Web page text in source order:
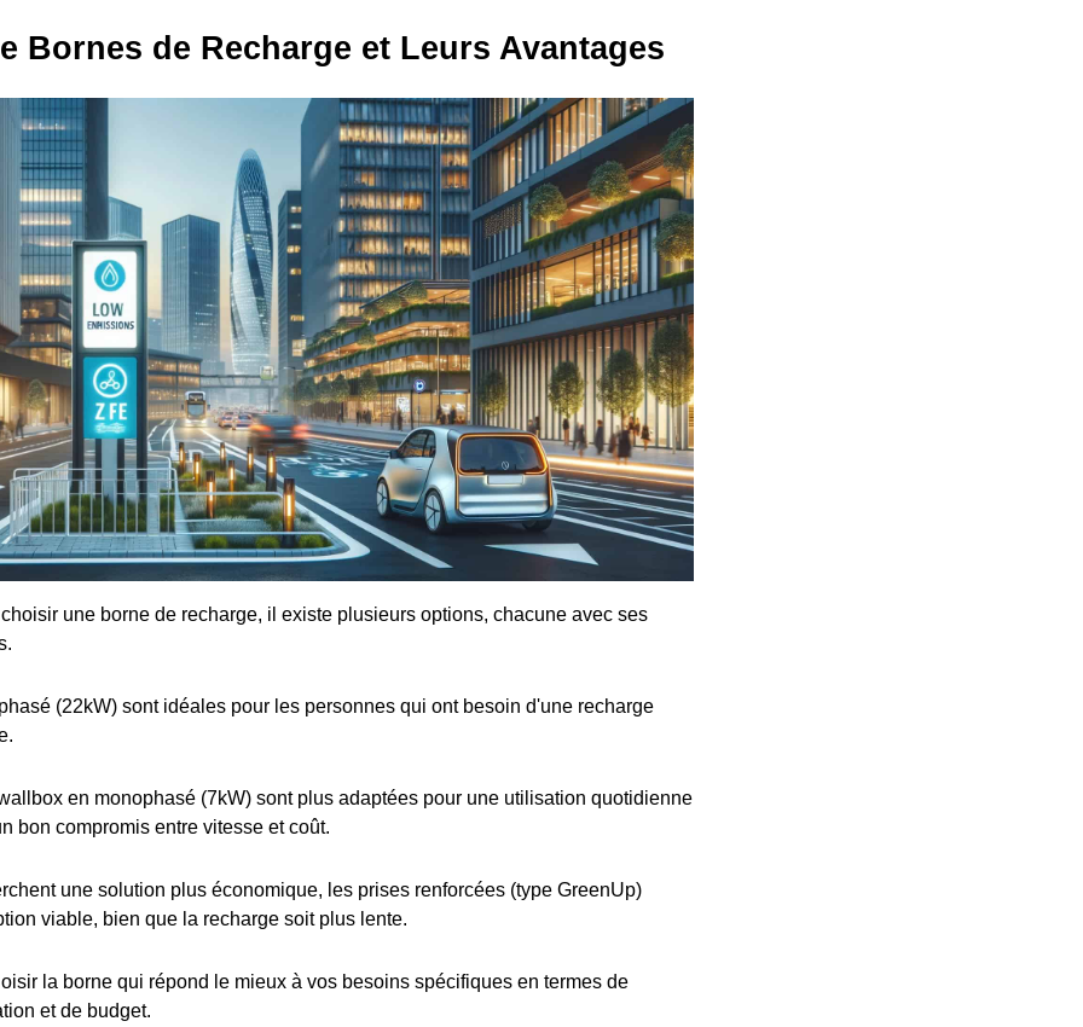
Bornes de Recharge et Leurs Avantages
une borne de recharge, il existe plusieurs options, chacune avec ses
(22kW) sont idéales pour les personnes qui ont besoin d'une recharge
en monophasé (7kW) sont plus adaptées pour une utilisation quotidienne
bon compromis entre vitesse et coût.
une solution plus économique, les prises renforcées (type GreenUp)
viable, bien que la recharge soit plus lente.
la borne qui répond le mieux à vos besoins spécifiques en termes de
et de budget.